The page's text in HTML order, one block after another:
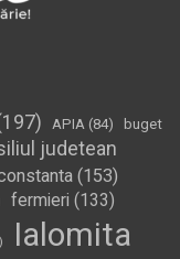
APIA (84)
buget
judetean
(153)
fermieri (133)
Ialomita